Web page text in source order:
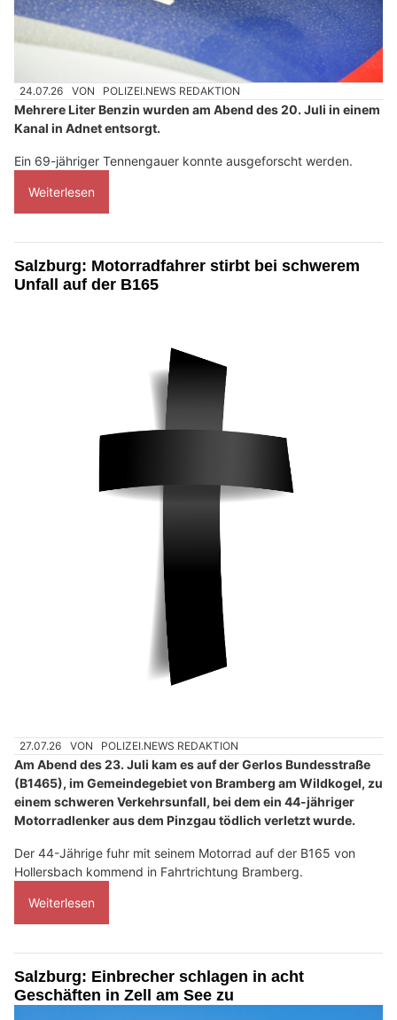
24.07.26 VON POLIZEI.NEWS REDAKTION
Mehrere Liter Benzin wurden am Abend des 20. Juli in einem
Kanal in Adnet entsorgt.
Ein 69-jähriger Tennengauer konnte ausgeforscht werden.
Weiterlesen
Salzburg: Motorradfahrer stirbt bei schwerem
Unfall auf der B165
27.07.26 VON POLIZEI.NEWS REDAKTION
Am Abend des 23. Juli kam es auf der Gerlos Bundesstraße
(B1465), im Gemeindegebiet von Bramberg am Wildkogel, zu
einem schweren Verkehrsunfall, bei dem ein 44-jähriger
Motorradlenker aus dem Pinzgau tödlich verletzt wurde.
Der 44-Jährige fuhr mit seinem Motorrad auf der B165 von
Hollersbach kommend in Fahrtrichtung Bramberg.
Weiterlesen
Salzburg: Einbrecher schlagen in acht
Geschäften in Zell am See zu